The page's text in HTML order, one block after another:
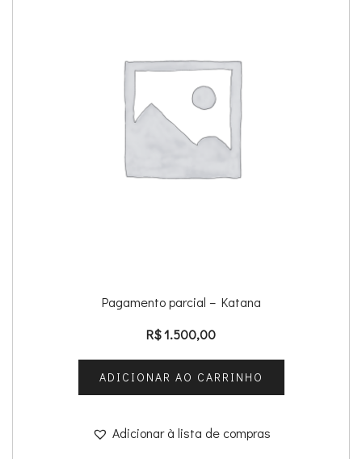
Pagamento parcial – Katana
R$1.500,00
ADICIONAR AO CARRINHO
Adicionar à lista de compras